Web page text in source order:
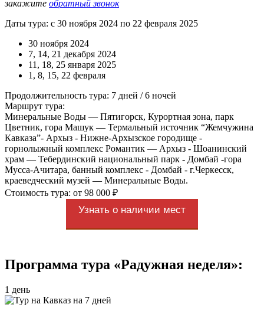
закажите обратный звонок
Даты тура: с 30 ноября 2024 по 22 февраля 2025
30 ноября 2024
7, 14, 21 декабря 2024
11, 18, 25 января 2025
1, 8, 15, 22 февраля
Продолжительность тура: 7 дней / 6 ночей
Маршрут тура:
Минеральные Воды — Пятигорск, Курортная зона, парк
Цветник, гора Машук — Термальный источник “Жемчужина
Кавказа”- Архыз - Нижне-Архызское городище -
горнолыжный комплекс Романтик — Архыз - Шоанинский
храм — Тебердинский национальный парк - Домбай -гора
Мусса-Ачитара, банный комплекс - Домбай - г.Черкесск,
краеведческий музей — Минеральные Воды.
Стоимость тура: от 98 000 ₽
Узнать о наличии мест
Программа тура «Радужная неделя»:
1 день